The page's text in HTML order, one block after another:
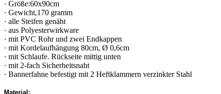
· Größe:60x90cm
· Gewicht,170 gramm
· alle Steifen genäht
· aus Polyesterwirkware
· mit PVC Rohr und zwei Endkappen
· mit Kordelaufhängung 80cm, Ø 0,6cm
· mit Schlaufe. Rückseite mittig unten
· mit 2-fach Sicherheitsnaht
· Bannerfahne befestigt mit 2 Heftklammern verzinkter Stahl
Material: